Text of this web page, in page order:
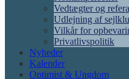
Vedtægter og
Udlejning af
Vilkår for
Privatlivspolitik
Nyheder
Kalender
Optimist & Ungdom